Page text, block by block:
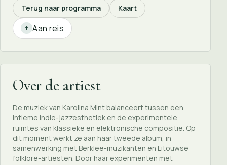
Terug naar programma Kaart
+ Aan reis
Over de artiest
De muziek van Karolina Mint balanceert tussen een
intieme indie-jazzesthetiek en de experimentele
ruimtes van klassieke en elektronische compositie. Op
dit moment werkt ze aan haar tweede album, in
samenwerking met Berklee-muzikanten en Litouwse
folklore-artiesten. Door haar experimenten met